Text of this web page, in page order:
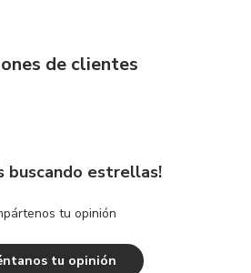
de clientes
buscando estrellas!
tu opinión
tu opinión